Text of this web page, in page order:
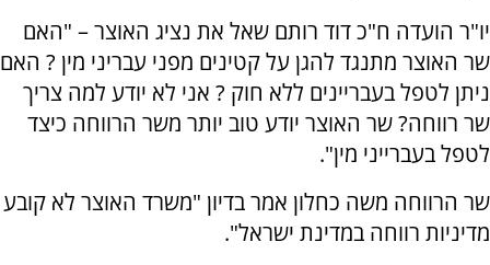
יו"ר הועדה ח"כ דוד רותם שאל את נציג האוצר – "האם
שר האוצר מתנגד להגן על קטינים מפני עבריני מין ? האם
ניתן לטפל בעבריינים ללא חוק ? אני לא יודע למה צריך
שר רווחה? שר האוצר יודע טוב יותר משר הרווחה כיצד
לטפל בעברייני מין".
שר הרווחה משה כחלון אמר בדיון "משרד האוצר לא קובע
מדיניות רווחה במדינת ישראל".